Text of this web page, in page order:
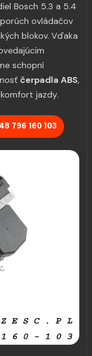
Bosch 5.3 a 5.4
ovládačov
blokov. Vďaka
schopní
čerpadla ABS,
jazdy.
796 160 103